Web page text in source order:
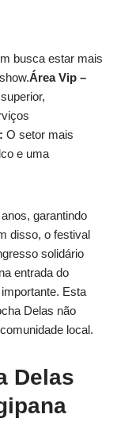
busca estar mais
Área Vip –
O setor mais
e uma
garantindo
disso, o festival
solidário
entrada do
Esta
Delas não
local.
Delas